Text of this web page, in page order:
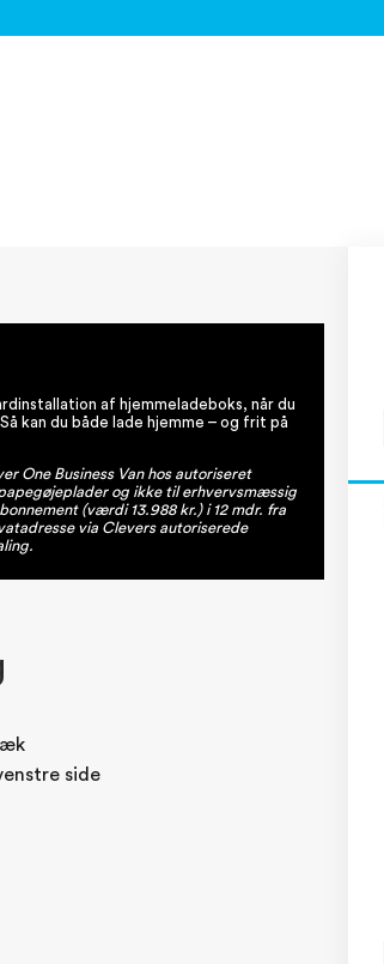
af hjemmeladeboks, når du
kan du både lade hjemme – og frit på
One Business Van hos autoriseret
og ikke til erhvervsmæssig
(værdi 13.988 kr.) i 12 mdr. fra
via Clevers autoriserede
side